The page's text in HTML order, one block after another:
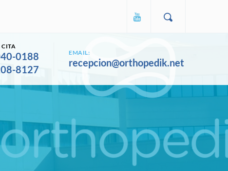
CITA
0188
8127
EMAIL:
recepcion@orthopedik.net